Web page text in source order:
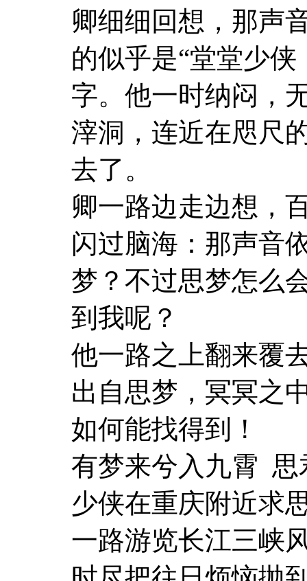
卿细细回想，那声
的似乎是“堂堂少
字。他一时纳闷，
滓洞，连近在咫尺
去了。
卿一路边走边想，
闪过脑海：那声音
梦？不过思梦怎么
到我呢？
他一路之上翻来覆
出自思梦，冥冥之
如何能找得到！
有梦来兮入九霄 思
少侠在重庆附近求
一路游览长江三峡